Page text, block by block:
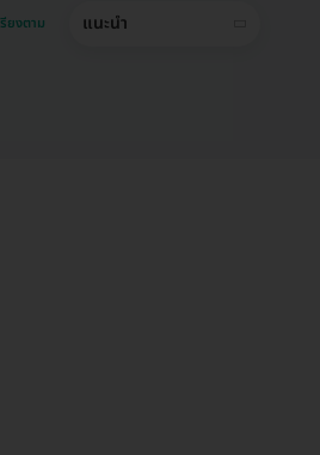
รียงตาม แนะนำ